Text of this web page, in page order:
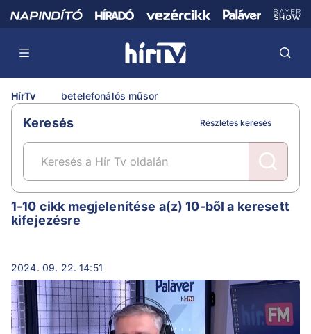
HírTv betelefonálós műsor
Keresés Részletes keresés
betelefonálós műsor
1-10 cikk megjelenítése a(z) 10-ből a keresett
kifejezésre
2024. 09. 22. 14:51